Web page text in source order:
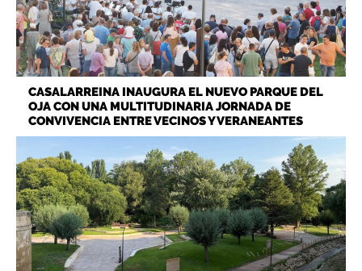
CASALARREINA INAUGURA EL NUEVO PARQUE DEL
OJA CON UNA MULTITUDINARIA JORNADA DE
CONVIVENCIA ENTRE VECINOS Y VERANEANTES